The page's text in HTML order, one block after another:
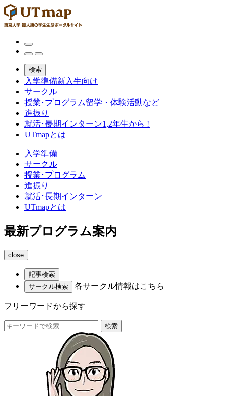
検索
入学準備新入生向け
サークル
授業･プログラム留学・体験活動など
進振り
就活･長期インターン1,2年生から !
UTmapとは
入学準備
サークル
授業･プログラム
進振り
就活･長期インターン
UTmapとは
最新プログラム案内
close
記事検索
サークル検索
各サークル情報はこちら
フリーワードから探す
検索